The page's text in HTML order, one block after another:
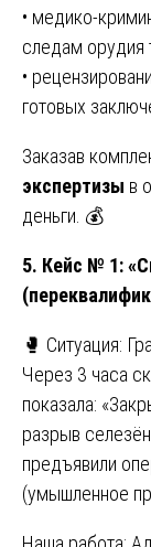
• медико-
следам орудия
•
готовых
Заказав
экспертизы в
деньги. 💰
5. Кейс № 1:
🥊 Ситуация:
Через 3 часа
показала:
разрыв
предъявили
(умышленное